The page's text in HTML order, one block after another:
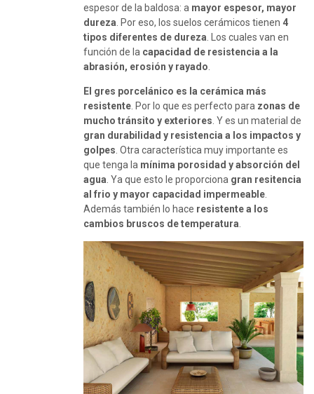
espesor de la baldosa: a mayor espesor, mayor
dureza. Por eso, los suelos cerámicos tienen 4
tipos diferentes de dureza. Los cuales van en
función de la capacidad de resistencia a la
abrasión, erosión y rayado.
El gres porcelánico es la cerámica más
resistente. Por lo que es perfecto para zonas de
mucho tránsito y exteriores. Y es un material de
gran durabilidad y resistencia a los impactos y
golpes. Otra característica muy importante es
que tenga la mínima porosidad y absorción del
agua. Ya que esto le proporciona gran resitencia
al frio y mayor capacidad impermeable.
Además también lo hace resistente a los
cambios bruscos de temperatura.